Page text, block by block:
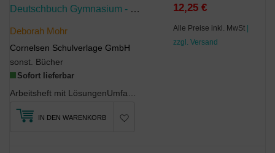
Deutschbuch Gymnasium - Zu Den Ausgaben: Neue Allgemeine Ausgabe Und Niedersachsen - 2019 - 7. Schuljahr
Deborah Mohr
Cornelsen Schulverlage GmbH
sonst. Bücher
Sofort lieferbar
12,25 €
Alle Preise inkl. MwSt |
zzgl. Versand
IN DEN WARENKORB